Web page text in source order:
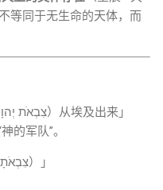
等同于无生命的天体，而
出 12:41 「耶和华的军队（צִבְאֺת יְהוָה）从埃及出来」
的军队”。
民 1:3 「凡能出战的军队（צִבְאֹתָם）」